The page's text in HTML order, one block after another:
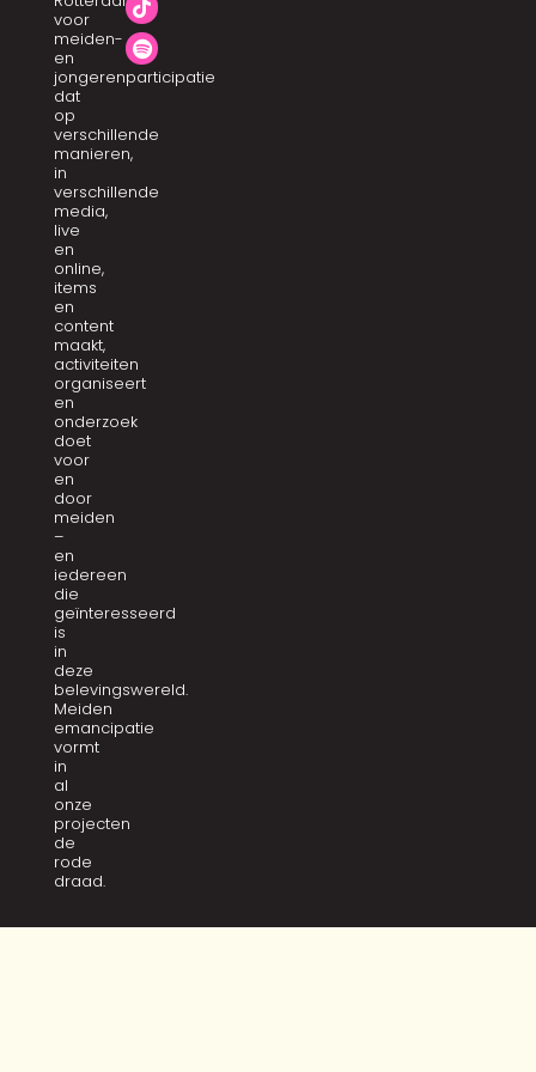
voor
meiden-
en
jongerenparticipatie
dat
op
verschillende
manieren,
in
verschillende
media,
live
en
online,
items
en
content
maakt,
activiteiten
organiseert
en
onderzoek
doet
voor
en
door
meiden
–
en
iedereen
die
geïnteresseerd
is
in
deze
belevingswereld.
Meiden
emancipatie
vormt
in
al
onze
projecten
de
rode
draad.